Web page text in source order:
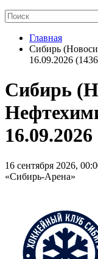
Главная
Сибирь
16.09.2026
Сибирь
16 сентября 2026,
«Сибирь-Арена»